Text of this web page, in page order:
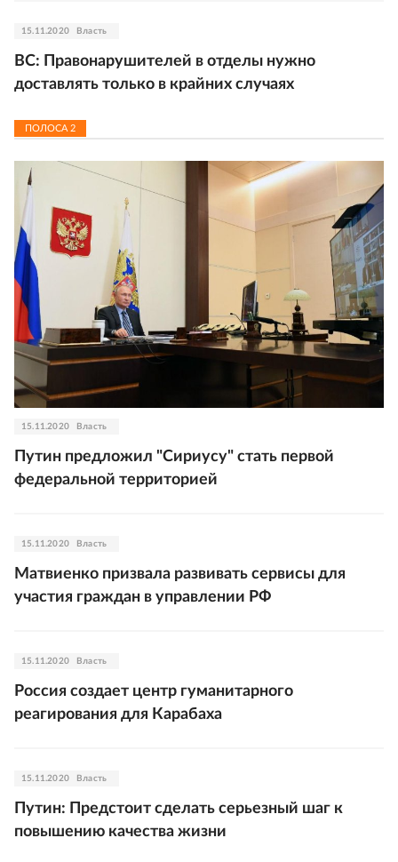
15.11.2020 Власть
ВС: Правонарушителей в отделы нужно
доставлять только в крайних случаях
ПОЛОСА2
15.11.2020 Власть
Путин предложил "Сириусу" стать первой
федеральной территорией
15.11.2020 Власть
Матвиенко призвала развивать сервисы для
участия граждан в управлении РФ
15.11.2020 Власть
Россия создает центр гуманитарного
реагирования для Карабаха
15.11.2020 Власть
Путин: Предстоит сделать серьезный шаг к
повышению качества жизни